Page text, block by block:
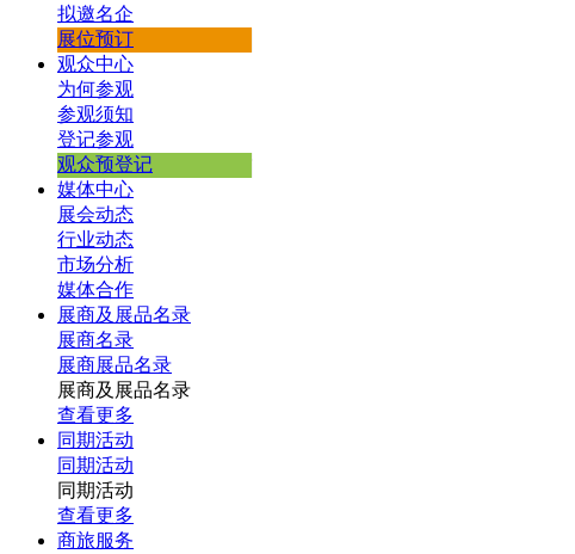
拟邀名企
展位预订
观众中心
为何参观
参观须知
登记参观
观众预登记
媒体中心
展会动态
行业动态
市场分析
媒体合作
展商及展品名录
展商名录
展商展品名录
展商及展品名录
查看更多
同期活动
同期活动
同期活动
查看更多
商旅服务